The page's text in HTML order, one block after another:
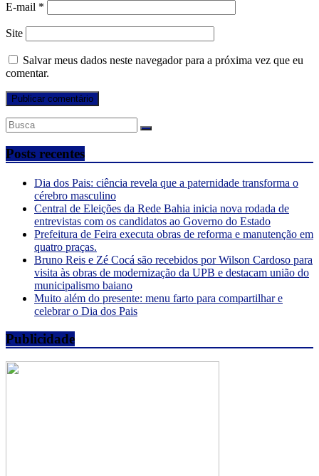
E-mail *
Site
Salvar meus dados neste navegador para a próxima vez que eu
comentar.
Posts recentes
Dia dos Pais: ciência revela que a paternidade transforma o
cérebro masculino
Central de Eleições da Rede Bahia inicia nova rodada de
entrevistas com os candidatos ao Governo do Estado
Prefeitura de Feira executa obras de reforma e manutenção em
quatro praças.
Bruno Reis e Zé Cocá são recebidos por Wilson Cardoso para
visita às obras de modernização da UPB e destacam união do
municipalismo baiano
Muito além do presente: menu farto para compartilhar e
celebrar o Dia dos Pais
Publicidade